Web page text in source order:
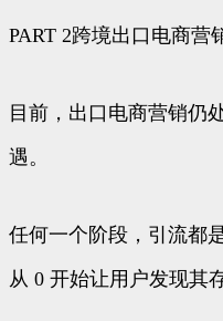
PART 2跨境出口电商营
目前，出口电商营销仍
遇。
任何一个阶段，引流都
从 0 开始让用户发现其